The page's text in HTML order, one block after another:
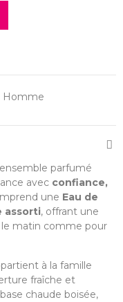
Homme
parfumé
avec confiance,
une Eau de
assorti, offrant une
matin comme pour
à la famille
fraîche et
chaude boisée,